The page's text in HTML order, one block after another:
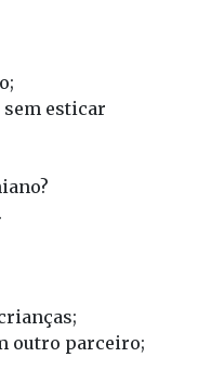
sem esticar
outro parceiro;